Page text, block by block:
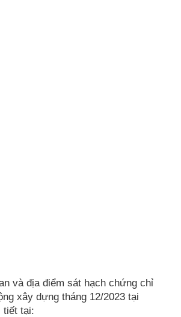
và địa điểm sát hạch chứng chỉ
xây dựng tháng 12/2023 tại
tiết tại: